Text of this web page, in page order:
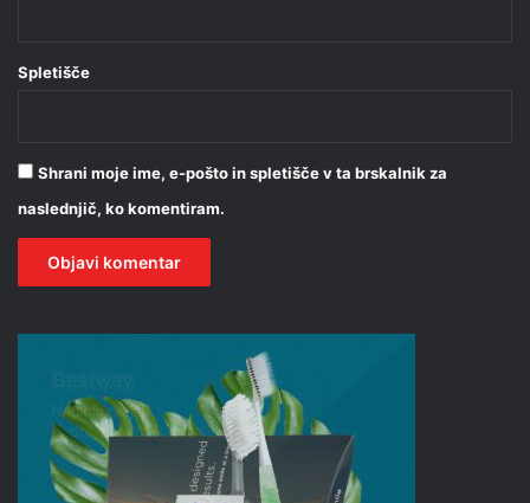
Spletišče
Shrani moje ime, e-pošto in spletišče v ta brskalnik za
naslednjič, ko komentiram.